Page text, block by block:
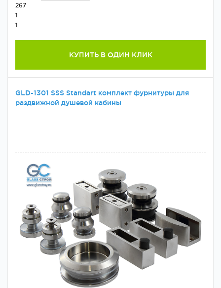
267
1
1
КУПИТЬ В ОДИН КЛИК
GLD-1301 SSS Standart комплект фурнитуры для
раздвижной душевой кабины